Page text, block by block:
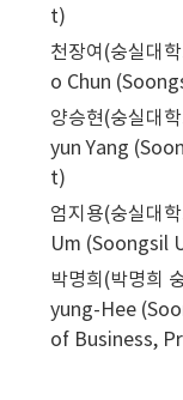
t)
천장여(숭실대
o Chun
양승현(숭실대
yun Yang
t)
엄지용(숭실대
Um (Soongsil
박명희(박명희
yung-Hee
of Business,